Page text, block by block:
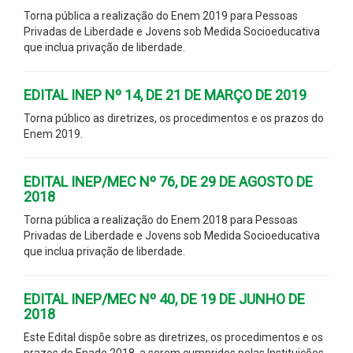
Torna pública a realização do Enem 2019 para Pessoas
Privadas de Liberdade e Jovens sob Medida Socioeducativa
que inclua privação de liberdade.
EDITAL INEP Nº 14, DE 21 DE MARÇO DE 2019
Torna público as diretrizes, os procedimentos e os prazos do
Enem 2019.
EDITAL INEP/MEC Nº 76, DE 29 DE AGOSTO DE
2018
Torna pública a realização do Enem 2018 para Pessoas
Privadas de Liberdade e Jovens sob Medida Socioeducativa
que inclua privação de liberdade.
EDITAL INEP/MEC Nº 40, DE 19 DE JUNHO DE
2018
Este Edital dispõe sobre as diretrizes, os procedimentos e os